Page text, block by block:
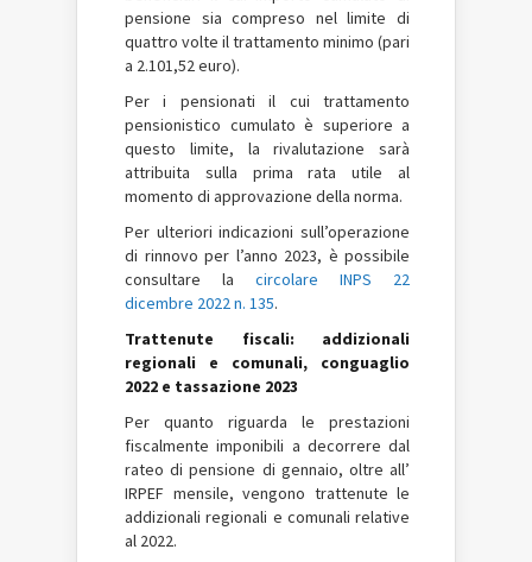
pensione sia compreso nel limite di
quattro volte il trattamento minimo (pari
a 2.101,52 euro).
Per i pensionati il cui trattamento
pensionistico cumulato è superiore a
questo limite, la rivalutazione sarà
attribuita sulla prima rata utile al
momento di approvazione della norma.
Per ulteriori indicazioni sull’operazione
di rinnovo per l’anno 2023, è possibile
consultare la circolare INPS 22
dicembre 2022 n. 135.
Trattenute fiscali: addizionali
regionali e comunali, conguaglio
2022 e tassazione 2023
Per quanto riguarda le prestazioni
fiscalmente imponibili a decorrere dal
rateo di pensione di gennaio, oltre all’
IRPEF mensile, vengono trattenute le
addizionali regionali e comunali relative
al 2022.